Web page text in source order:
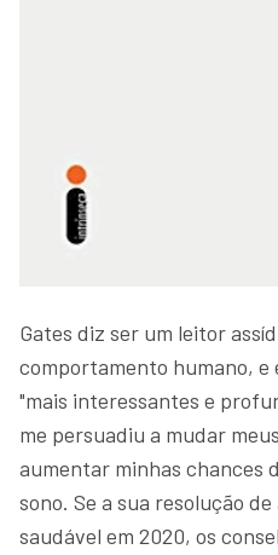
Gates diz ser um leitor
comportamento humano, e
"mais interessantes e
me persuadiu a mudar
aumentar minhas chances
sono. Se a sua resolução
saudável em 2020, os